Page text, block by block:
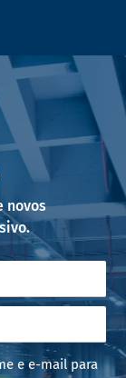
novos
e e-mail para